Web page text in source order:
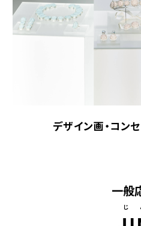
デザイン画・コン
一般
じ